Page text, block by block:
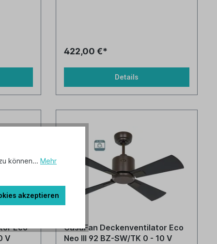
422,00 €*
Details
Eco
V
CasaFan Deckenventilator Eco
Neo III 92 BZ-SW/TK 0 - 10 V
können... Mehr
akzeptieren